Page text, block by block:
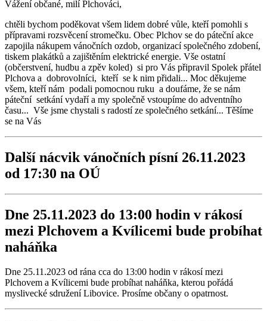
Vážení občané, milí Plchováci,
chtěli bychom poděkovat všem lidem dobré vůle, kteří pomohli s
přípravami rozsvěcení stromečku. Obec Plchov se do páteční akce
zapojila nákupem vánočních ozdob, organizací společného zdobení,
tiskem plakátků a zajištěním elektrické energie. Vše ostatní
(občerstvení, hudbu a zpěv koled) si pro Vás připravil Spolek přátel
Plchova a dobrovolníci, kteří se k nim přidali... Moc děkujeme
všem, kteří nám podali pomocnou ruku a doufáme, že se nám
páteční setkání vydaří a my společně vstoupíme do adventního
času... Vše jsme chystali s radostí ze společného setkání... Těšíme
se na Vás
Další nácvik vánočních písní 26.11.2023
od 17:30 na OÚ
Dne 25.11.2023 do 13:00 hodin v rákosí
mezi Plchovem a Kvílicemi bude probíhat
naháňka
Dne 25.11.2023 od rána cca do 13:00 hodin v rákosí mezi
Plchovem a Kvílicemi bude probíhat naháňka, kterou pořádá
myslivecké sdružení Libovice. Prosíme občany o opatrnost.